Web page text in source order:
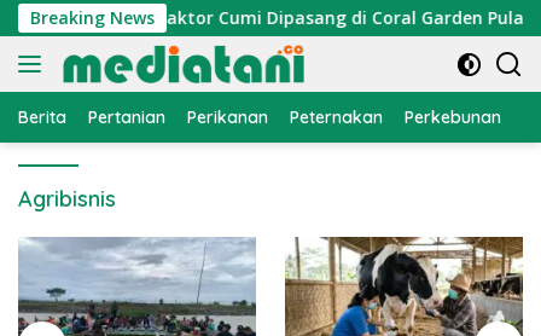
Langsung
ke
konten
Breaking News
Nelayan, Atraktor Cumi Dipasang di Coral Garden Pulau
Berita Pertanian Perikanan Peternakan Perkebunan
Agribisnis